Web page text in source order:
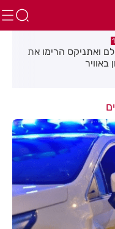
ואתניקס הרימו את
באוויר